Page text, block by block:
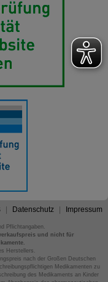
Datenschutz Impressum
Pflichtangaben.
und nicht für
Herstellers.
nach der Großen Deutschen
Medikamenten zu
des Medikaments an Kinder